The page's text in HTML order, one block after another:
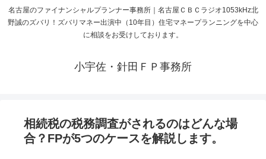
名古屋のファイナンシャルプランナー事務所｜名古屋ＣＢＣラジオ1053kHz北
野誠のズバリ！ズバリマネー出演中（10年目）住宅マネープランニングを中心
に相談をお受けしております。
小宇佐・針田ＦＰ事務所
相続税の税務調査がされるのはどんな場
合？FPが5つのケースを解説します。